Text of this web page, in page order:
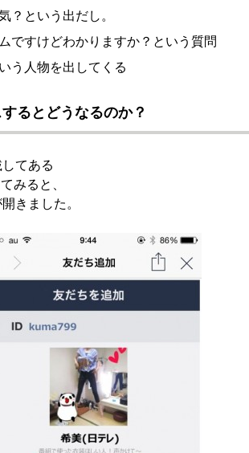
？という出だし。
ですけどわかりますか？という質問
う人物を出してくる
るとどうなるのか？
てある
みると、
きました。